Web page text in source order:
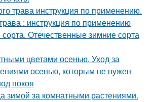
трава инструкция по применению.
: инструкция по применению
Отечественные зимние сорта
цветами осенью. Уход за
осенью, которым не нужен
покоя
зимой за комнатными растениями.